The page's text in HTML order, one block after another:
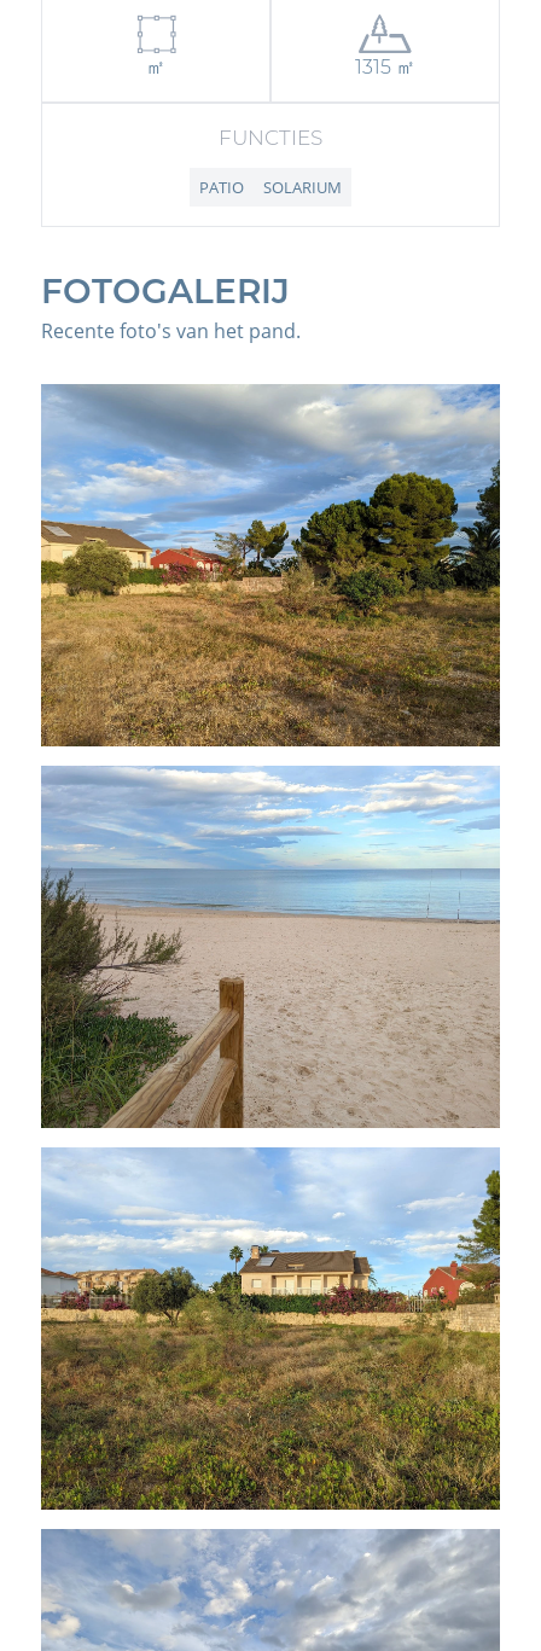
㎡ 1315 ㎡
FUNCTIES
PATIO SOLARIUM
FOTOGALERIJ
Recente foto's van het pand.